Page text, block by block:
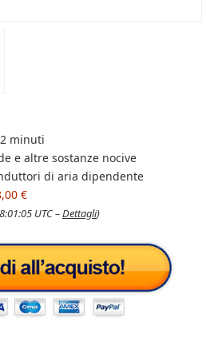
minuti
e altre sostanze nocive
di aria dipendente
€
UTC –Dettagli)